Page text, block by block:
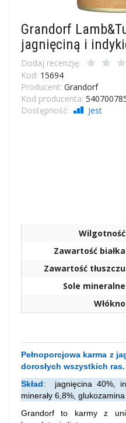
Grandorf
jagnięciną i
Dodaj recenzję:
Kod: 15694
Producent: Grandorf
Kod producenta:
Dostępność:
Jest
Zawartość
Zawartość
Sole
Pełnoporcjowa karma z
dorosłych wszystkich ras.
Skład: jagnięcina 40%,
minerały 6,8%, glukozamina
Grandorf to karmy z